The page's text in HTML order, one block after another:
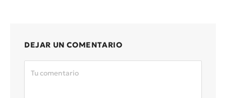
DEJAR UN COMENTARIO